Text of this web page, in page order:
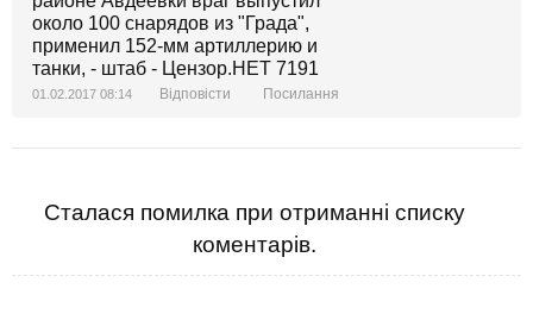
01.02.2017 08:14 Відповісти Посилання
Сталася помилка при отриманні списку
коментарів.